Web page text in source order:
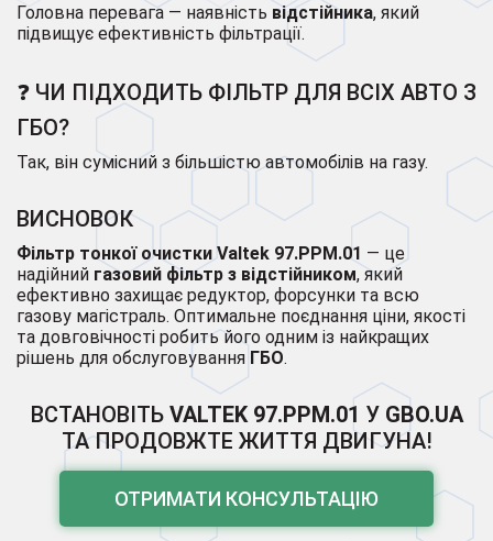
Головна перевага — наявність відстійника, який
підвищує ефективність фільтрації.
❓ ЧИ ПІДХОДИТЬ ФІЛЬТР ДЛЯ ВСІХ АВТО З
ГБО?
Так, він сумісний з більшістю автомобілів на газу.
ВИСНОВОК
Фільтр тонкої очистки Valtek 97.PPM.01 — це
надійний газовий фільтр з відстійником, який
ефективно захищає редуктор, форсунки та всю
газову магістраль. Оптимальне поєднання ціни, якості
та довговічності робить його одним із найкращих
рішень для обслуговування ГБО.
ВСТАНОВІТЬ VALTEK 97.PPM.01 У GBO.UA
ТА ПРОДОВЖТЕ ЖИТТЯ ДВИГУНА!
ОТРИМАТИ КОНСУЛЬТАЦІЮ